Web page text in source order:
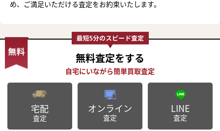
め、ご満足いただける査定をお約束いたします。
無料査定をする
宅配
査定
オンライン
査定
LINE
査定